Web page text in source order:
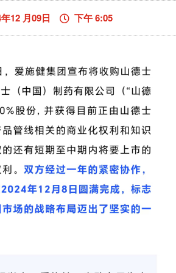
12 月09日 下午 6:05